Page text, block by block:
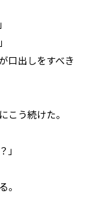
口出しをすべき
う続けた。
」
。